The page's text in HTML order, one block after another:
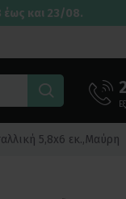
έως και 23/08.
5,8x6 εκ.,Μαύρη